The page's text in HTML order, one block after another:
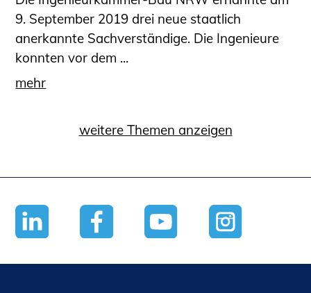
9. September 2019 drei neue staatlich
anerkannte Sachverständige. Die Ingenieure
konnten vor dem ...
mehr
weitere Themen anzeigen